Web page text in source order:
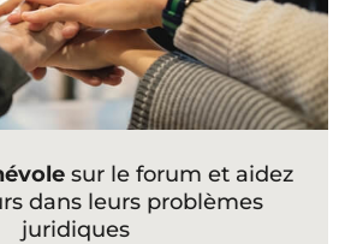
sur le forum et aidez
dans leurs problèmes
juridiques